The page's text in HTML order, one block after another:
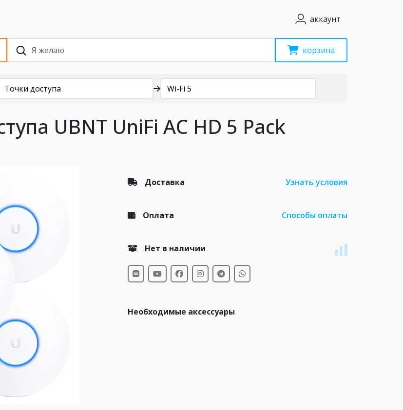
аккаунт
корзина
Точки доступа Wi-Fi 5
UBNT UniFi AC HD 5 Pack
Доставка Узнать условия
Оплата Способы оплаты
Нет в наличии
Необходимые аксессуары